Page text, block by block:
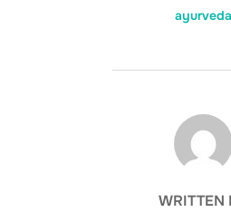
ayurveda
POST
WRITTEN